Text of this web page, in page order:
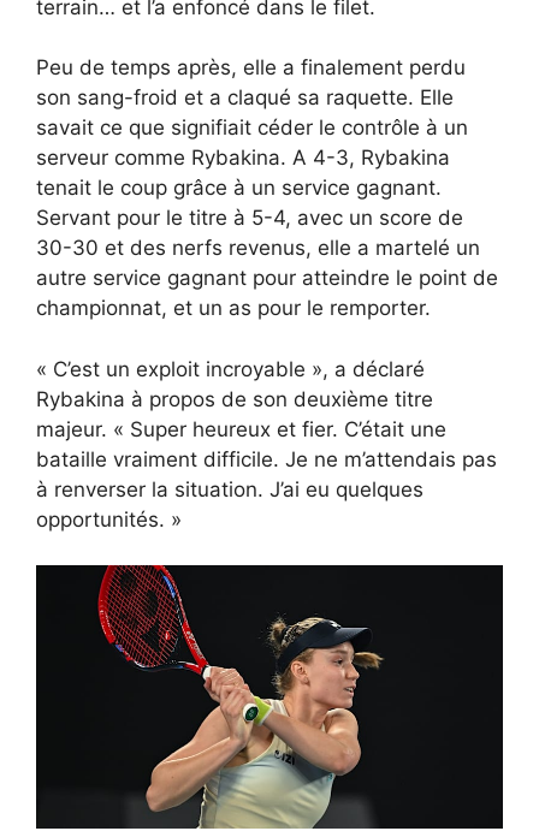
terrain… et l’a enfoncé dans le filet.
Peu de temps après, elle a finalement perdu
son sang-froid et a claqué sa raquette. Elle
savait ce que signifiait céder le contrôle à un
serveur comme Rybakina. A 4-3, Rybakina
tenait le coup grâce à un service gagnant.
Servant pour le titre à 5-4, avec un score de
30-30 et des nerfs revenus, elle a martelé un
autre service gagnant pour atteindre le point de
championnat, et un as pour le remporter.
« C’est un exploit incroyable », a déclaré
Rybakina à propos de son deuxième titre
majeur. « Super heureux et fier. C’était une
bataille vraiment difficile. Je ne m’attendais pas
à renverser la situation. J’ai eu quelques
opportunités. »